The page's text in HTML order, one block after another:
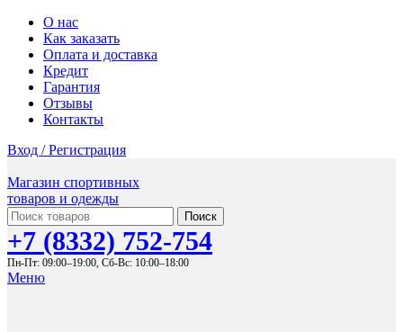
О нас
Как заказать
Оплата и доставка
Кредит
Гарантия
Отзывы
Контакты
Вход / Регистрация
Магазин спортивных
товаров и одежды
Поиск
+7 (8332) 752-754
Пн-Пт: 09:00–19:00, Сб-Вс: 10:00–18:00
Меню